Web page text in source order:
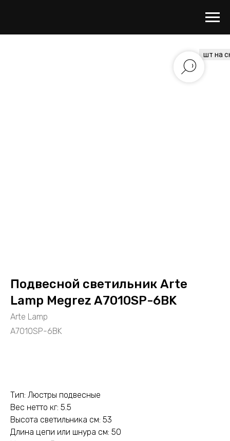
Подвесной светильник Arte
Lamp Megrez A7010SP-6BK
Arte Lamp
A7010SP-6BK
Тип: Люстры подвесные
Вес нетто кг: 5.5
Высота светильника см: 53
Длина цепи или шнура см: 50